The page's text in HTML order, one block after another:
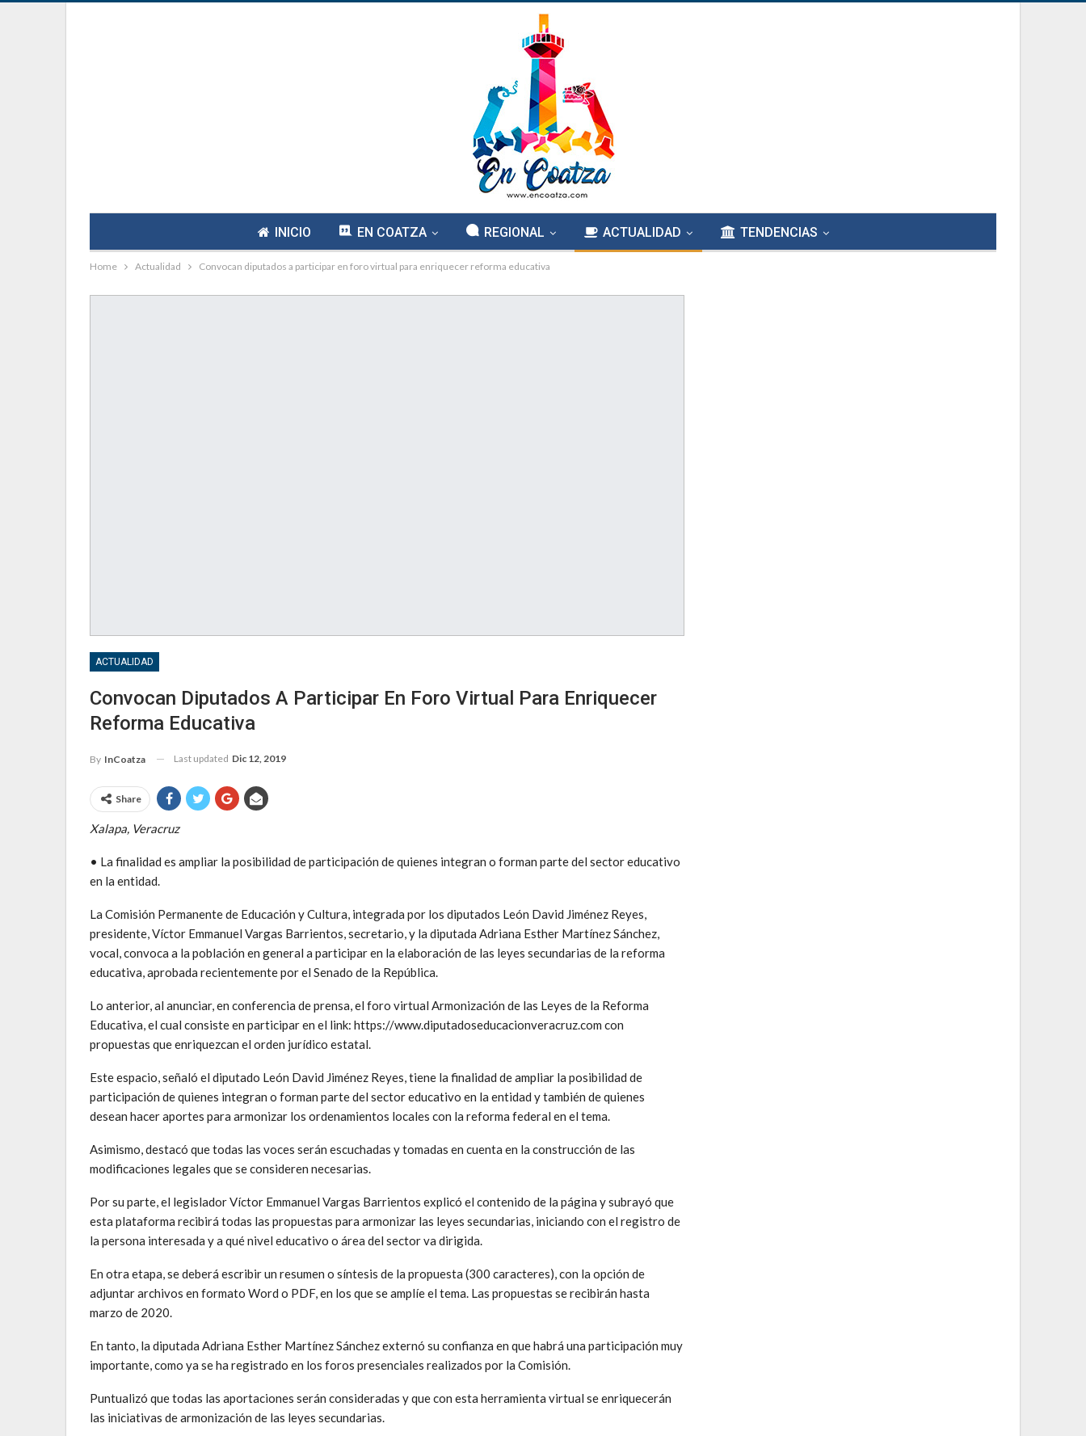
INICIO EN COATZA REGIONAL ACTUALIDAD TENDENCIAS
Home Actualidad Convocan diputados a participar en foro virtual para enriquecer reforma educativa
ACTUALIDAD
Convocan Diputados A Participar En Foro Virtual Para Enriquecer
Reforma Educativa
By InCoatza Last updated Dic 12, 2019
Share
Xalapa, Veracruz
• La finalidad es ampliar la posibilidad de participación de quienes integran o forman parte del sector educativo
en la entidad.
La Comisión Permanente de Educación y Cultura, integrada por los diputados León David Jiménez Reyes,
presidente, Víctor Emmanuel Vargas Barrientos, secretario, y la diputada Adriana Esther Martínez Sánchez,
vocal, convoca a la población en general a participar en la elaboración de las leyes secundarias de la reforma
educativa, aprobada recientemente por el Senado de la República.
Lo anterior, al anunciar, en conferencia de prensa, el foro virtual Armonización de las Leyes de la Reforma
Educativa, el cual consiste en participar en el link: https://www.diputadoseducacionveracruz.com con
propuestas que enriquezcan el orden jurídico estatal.
Este espacio, señaló el diputado León David Jiménez Reyes, tiene la finalidad de ampliar la posibilidad de
participación de quienes integran o forman parte del sector educativo en la entidad y también de quienes
desean hacer aportes para armonizar los ordenamientos locales con la reforma federal en el tema.
Asimismo, destacó que todas las voces serán escuchadas y tomadas en cuenta en la construcción de las
modificaciones legales que se consideren necesarias.
Por su parte, el legislador Víctor Emmanuel Vargas Barrientos explicó el contenido de la página y subrayó que
esta plataforma recibirá todas las propuestas para armonizar las leyes secundarias, iniciando con el registro de
la persona interesada y a qué nivel educativo o área del sector va dirigida.
En otra etapa, se deberá escribir un resumen o síntesis de la propuesta (300 caracteres), con la opción de
adjuntar archivos en formato Word o PDF, en los que se amplíe el tema. Las propuestas se recibirán hasta
marzo de 2020.
En tanto, la diputada Adriana Esther Martínez Sánchez externó su confianza en que habrá una participación muy
importante, como ya se ha registrado en los foros presenciales realizados por la Comisión.
Puntualizó que todas las aportaciones serán consideradas y que con esta herramienta virtual se enriquecerán
las iniciativas de armonización de las leyes secundarias.